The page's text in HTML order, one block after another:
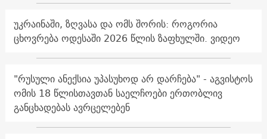
უკრაინაში, ზღვასა და ომს შორის: როგორია
ცხოვრება ოდესაში 2026 წლის ზაფხულში. ვიდეო
"რუსული ანექსია უპასუხოდ არ დარჩება" - აგვისტოს
ომის 18 წლისთავთან საელჩოები ერთობლივ
განცხადებას ავრცელებენ